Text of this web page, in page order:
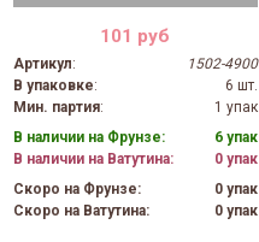
101 руб
Артикул:
1502-4900
В упаковке:
6 шт.
Мин. партия:
1 упак
В наличии на Фрунзе:
6 упак
В наличии на Ватутина:
0 упак
Скоро на Фрунзе:
0 упак
Скоро на Ватутина:
0 упак